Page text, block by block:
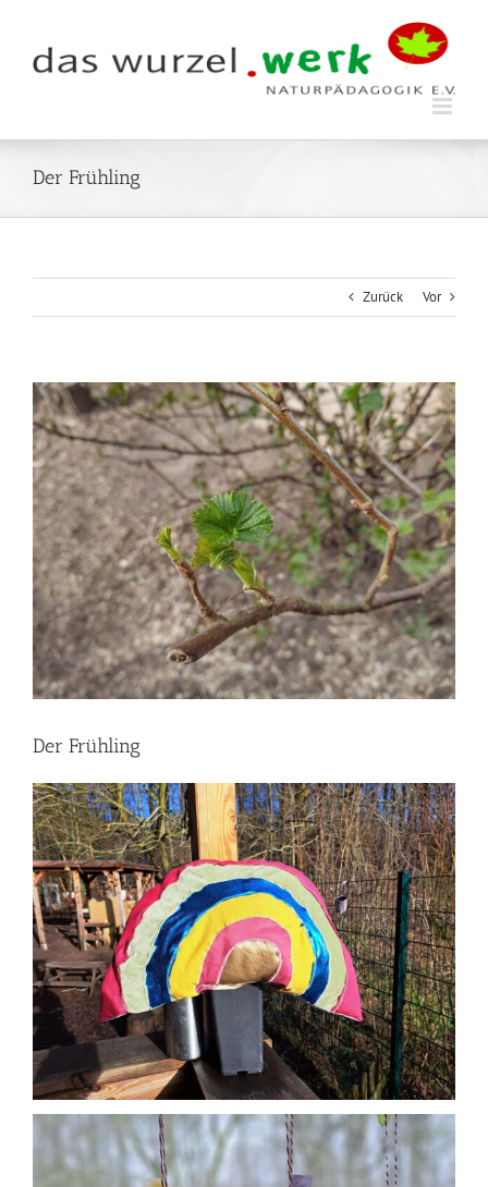
springen
Der Frühling
Zurück Vor
Zeige
grösseres
Bild
Der Frühling